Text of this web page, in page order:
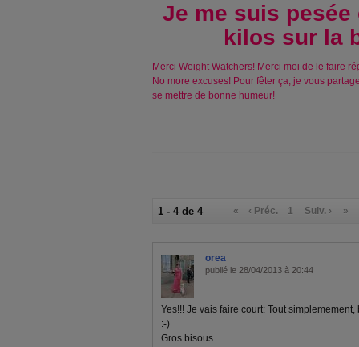
Je me suis pesée
kilos sur la
Merci Weight Watchers! Merci moi de le faire
No more excuses! Pour fêter ça, je vous
se mettre de bonne humeur!
1 - 4 de 4 « ‹ Préc. 1 Suiv. › »
orea
publié le 28/04/2013 à 20:44
Yes!!! Je vais faire court: Tout
:-)
Gros bisous